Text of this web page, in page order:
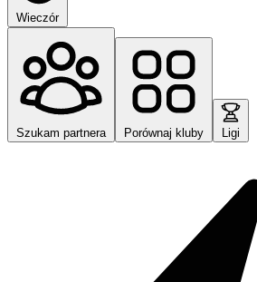
Wieczór
Szukam partnera Porównaj kluby Ligi